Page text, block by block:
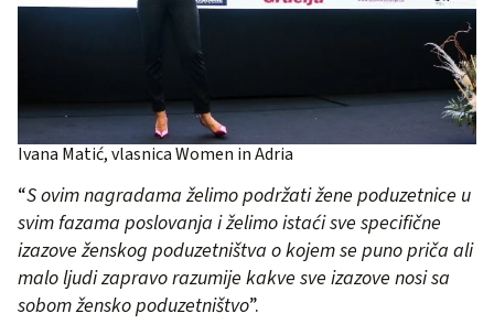
Ivana Matić, vlasnica Women in Adria
“S ovim nagradama želimo podržati žene poduzetnice u
svim fazama poslovanja i želimo istaći sve specifične
izazove ženskog poduzetništva o kojem se puno priča ali
malo ljudi zapravo razumije kakve sve izazove nosi sa
sobom žensko poduzetništvo”.